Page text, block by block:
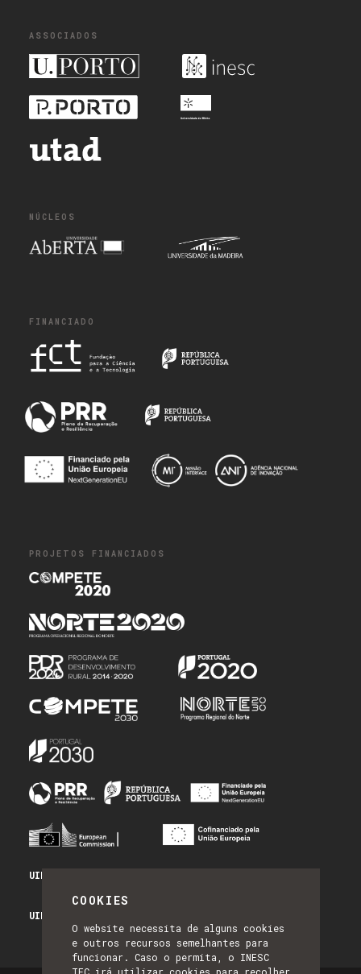
COOKIES
O website necessita de alguns cookies
e outros recursos semelhantes para
funcionar. Caso o permita, o INESC
ASSOCIADOS
NÚCLEOS
FINANCIADO
PROJETOS FINANCIADOS
UID/PRR/50014/2025 - PRR_INFRA
UID/PRR2/50014/2025 - EQUIPAR